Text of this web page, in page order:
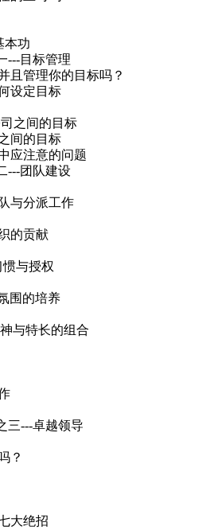
本功
---目标管理
且管理你的目标吗？
设定目标
之间的目标
间的目标
应注意的问题
---团队建设
与分派工作
的贡献
惯与授权
围的培养
与特长的组合
三---卓越领导
？
大绝招